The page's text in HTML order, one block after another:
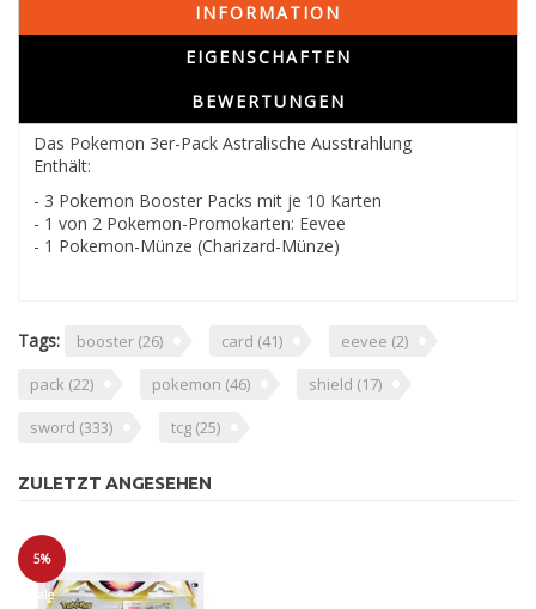
INFORMATION
EIGENSCHAFTEN
BEWERTUNGEN
Das Pokemon 3er-Pack Astralische Ausstrahlung
Enthält:
- 3 Pokemon Booster Packs mit je 10 Karten
- 1 von 2 Pokemon-Promokarten: Eevee
- 1 Pokemon-Münze (Charizard-Münze)
Tags: booster (26) card (41) eevee (2)
pack (22) pokemon (46) shield (17)
sword (333) tcg (25)
ZULETZT ANGESEHEN
5%
Sale